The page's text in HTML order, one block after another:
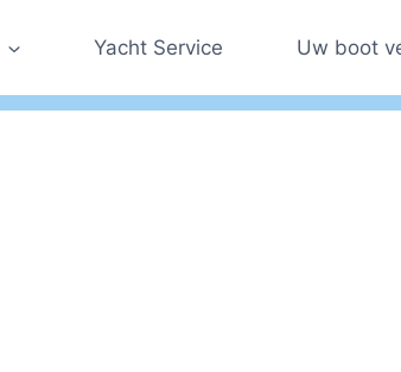
Yacht Service Uw boot